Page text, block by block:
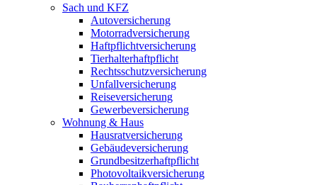
Sach und KFZ
Autoversicherung
Motorradversicherung
Haftpflichtversicherung
Tierhalterhaftpflicht
Rechtsschutzversicherung
Unfallversicherung
Reiseversicherung
Gewerbeversicherung
Wohnung & Haus
Hausratversicherung
Gebäudeversicherung
Grundbesitzerhaftpflicht
Photovoltaikversicherung